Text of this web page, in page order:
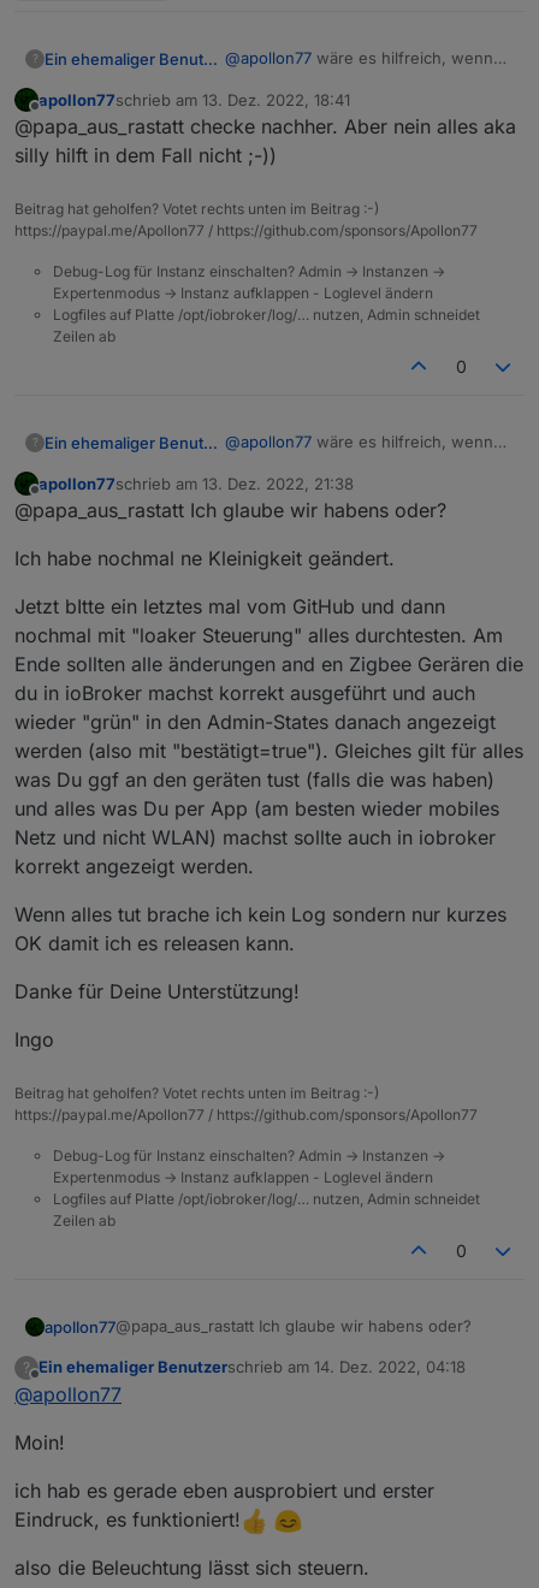
? Ein ehemaliger Benutzer @apollon77 wäre es hilfreich, wenn
16:57:13 einschalten lokal
16:57:51: auschalten remote LED
16:58:24 einschalten remote LED
16:59:00 ausschalten lokal
LOG 2022.12.13 - TUYA : Zigbee.txt
apollon77schrieb am 13. Dez. 2022, 18:41
zuletzt editiert von
@papa_aus_rastatt checke nachher. Aber nein alles aka
silly hilft in dem Fall nicht ;-))
Beitrag hat geholfen? Votet rechts unten im Beitrag :-)
https://paypal.me/Apollon77 / https://github.com/sponsors/Apollon77
Debug-Log für Instanz einschalten? Admin -> Instanzen ->
Expertenmodus -> Instanz aufklappen - Loglevel ändern
Logfiles auf Platte /opt/iobroker/log/… nutzen, Admin schneidet
Zeilen ab
0
? Ein ehemaliger Benutzer @apollon77 wäre es hilfreich, wenn
16:57:13 einschalten lokal
16:57:51: auschalten remote LED
16:59:00 ausschalten lokal
LOG 2022.12.13 - TUYA : Zigbee.txt
apollon77schrieb am 13. Dez. 2022, 21:38
zuletzt editiert von
@papa_aus_rastatt Ich glaube wir habens oder?
Ich habe nochmal ne Kleinigkeit geändert.
Jetzt bItte ein letztes mal vom GitHub und dann
nochmal mit "loaker Steuerung" alles durchtesten. Am
Ende sollten alle änderungen and en Zigbee Gerären die
du in ioBroker machst korrekt ausgeführt und auch
wieder "grün" in den Admin-States danach angezeigt
werden (also mit "bestätigt=true"). Gleiches gilt für alles
was Du ggf an den geräten tust (falls die was haben)
und alles was Du per App (am besten wieder mobiles
Netz und nicht WLAN) machst sollte auch in iobroker
korrekt angezeigt werden.
Wenn alles tut brache ich kein Log sondern nur kurzes
OK damit ich es releasen kann.
Danke für Deine Unterstützung!
Ingo
Beitrag hat geholfen? Votet rechts unten im Beitrag :-)
https://paypal.me/Apollon77 / https://github.com/sponsors/Apollon77
Debug-Log für Instanz einschalten? Admin -> Instanzen ->
Expertenmodus -> Instanz aufklappen - Loglevel ändern
Logfiles auf Platte /opt/iobroker/log/… nutzen, Admin schneidet
Zeilen ab
0
apollon77@papa_aus_rastatt Ich glaube wir habens oder?
Ich habe nochmal ne Kleinigkeit geändert.
Gerären die du in ioBroker machst korrekt
ausgeführt und auch wieder "grün" in den Admin-
States danach angezeigt werden (also mit
"bestätigt=true"). Gleiches gilt für alles was Du ggf
an den geräten tust (falls die was haben) und alles
kurzes OK damit ich es releasen kann.
Danke für Deine Unterstützung!
Ingo
?
Offline
Ein ehemaliger Benutzerschrieb am 14. Dez. 2022, 04:18
zuletzt editiert von
@apollon77
Moin!
ich hab es gerade eben ausprobiert und erster
Eindruck, es funktioniert!
also die Beleuchtung lässt sich steuern.